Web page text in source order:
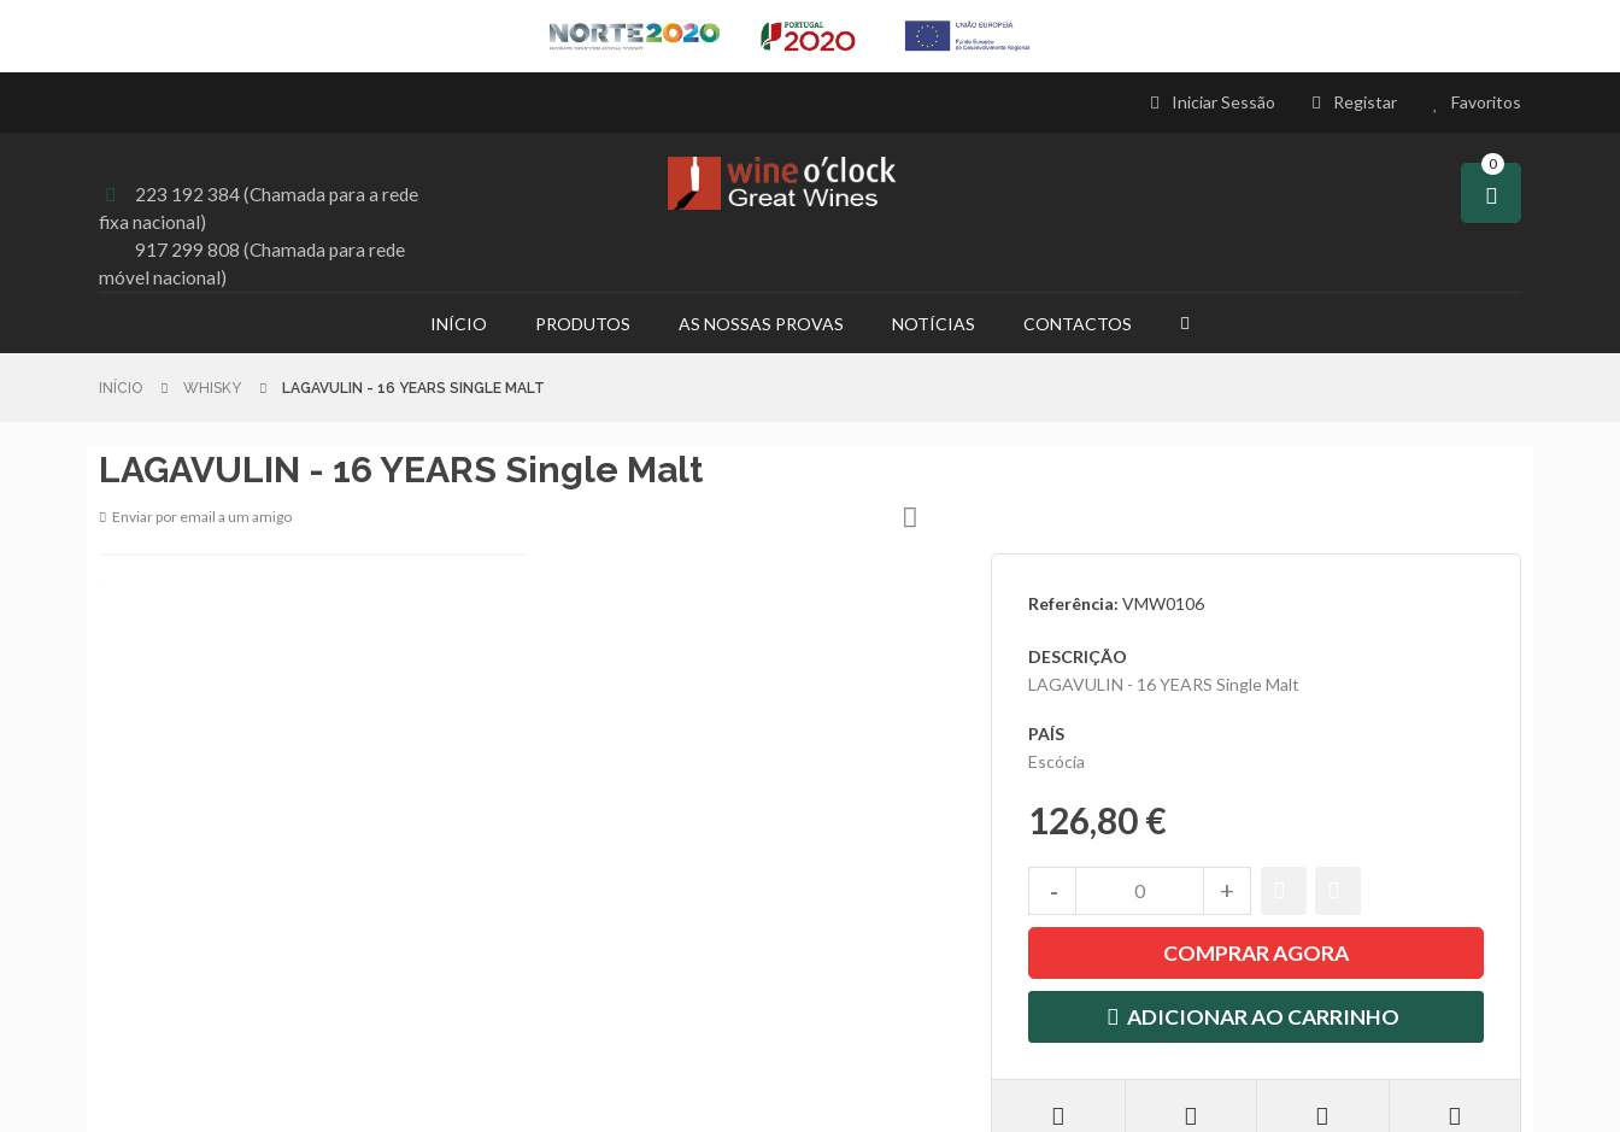
Favoritos
Registar
Iniciar Sessão

223 192 384 (Chamada para a rede
fixa nacional)
917 299 808 (Chamada para rede
móvel nacional)
0
INÍCIO PRODUTOS AS NOSSAS PROVAS NOTÍCIAS CONTACTOS
INÍCIO WHISKY LAGAVULIN - 16 YEARS SINGLE MALT
LAGAVULIN - 16 YEARS Single Malt
Enviar por email a um amigo
Referência: VMW0106
DESCRIÇÃO
LAGAVULIN - 16 YEARS Single Malt
PAÍS
Escócia
126,80 €
COMPRAR AGORA
ADICIONAR AO CARRINHO